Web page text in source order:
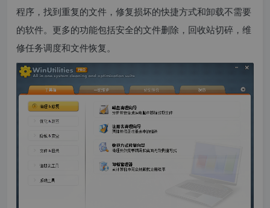
程序，找到重复的文件，修复损坏的快捷方式和卸载不需要
的软件。更多的功能包括安全的文件删除，回收站切碎，维
修任务调度和文件恢复。